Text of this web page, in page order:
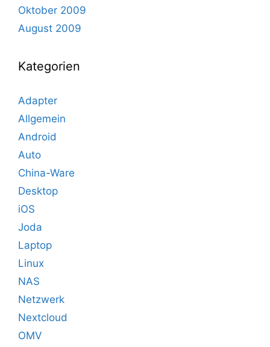
Oktober 2009
August 2009
Kategorien
Adapter
Allgemein
Android
Auto
China-Ware
Desktop
iOS
Joda
Laptop
Linux
NAS
Netzwerk
Nextcloud
OMV